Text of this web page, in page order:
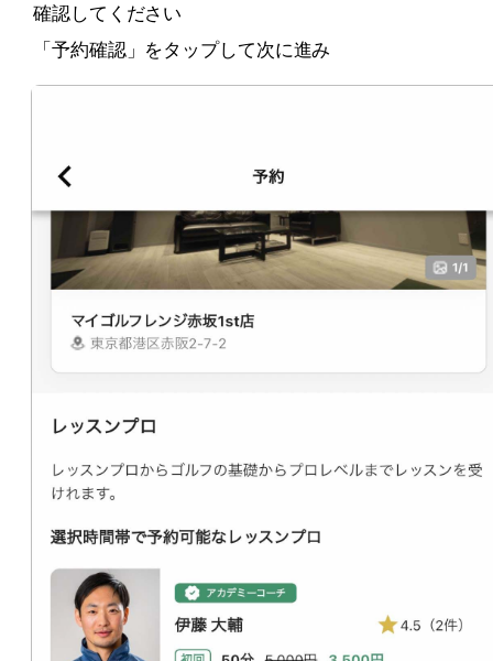
確認してください
「予約確認」をタップして次に進み